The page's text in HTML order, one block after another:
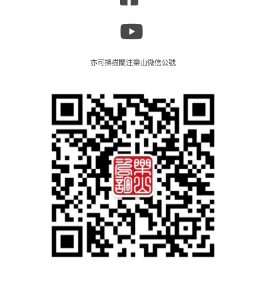
亦可掃描關注樂山微信公號